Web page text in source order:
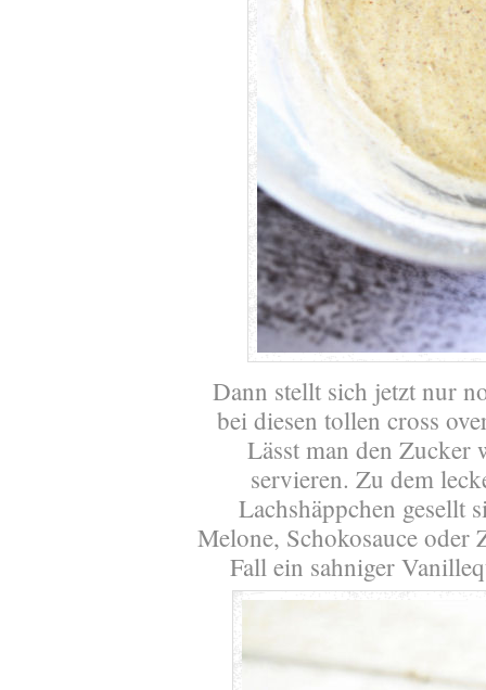
Dann stellt sich jetzt nur
bei diesen tollen cross
Lässt man den Zucker
servieren. Zu dem
Lachshäppchen gesellt
Melone, Schokosauce
Fall ein sahniger